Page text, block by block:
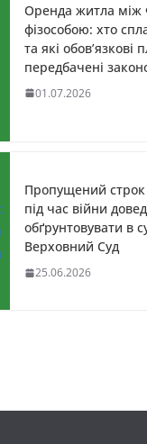
Оренда житла між
фізособою: хто
та які обов’язкові
передбачені
01.07.2026
Пропущений
під час війни
обґрунтовувати в
Верховний Суд
25.06.2026